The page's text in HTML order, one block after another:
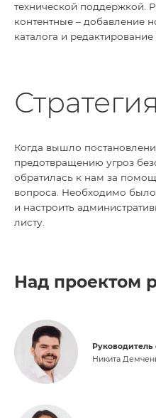
технической поддержкой.
контентные – добавление
каталога и
Стратегия
Когда вышло
предотвращению угроз
обратилась к нам за
вопроса. Необходимо
и настроить
листу.
Над проектом
Руководитель
Никита